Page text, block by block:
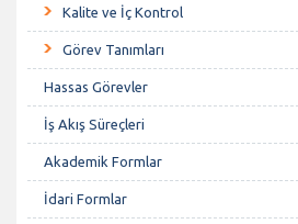
Kalite ve İç Kontrol
Görev Tanımları
Hassas Görevler
İş Akış Süreçleri
Akademik Formlar
İdari Formlar